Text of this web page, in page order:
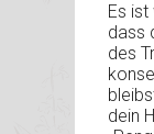
Es
dass
des
dein